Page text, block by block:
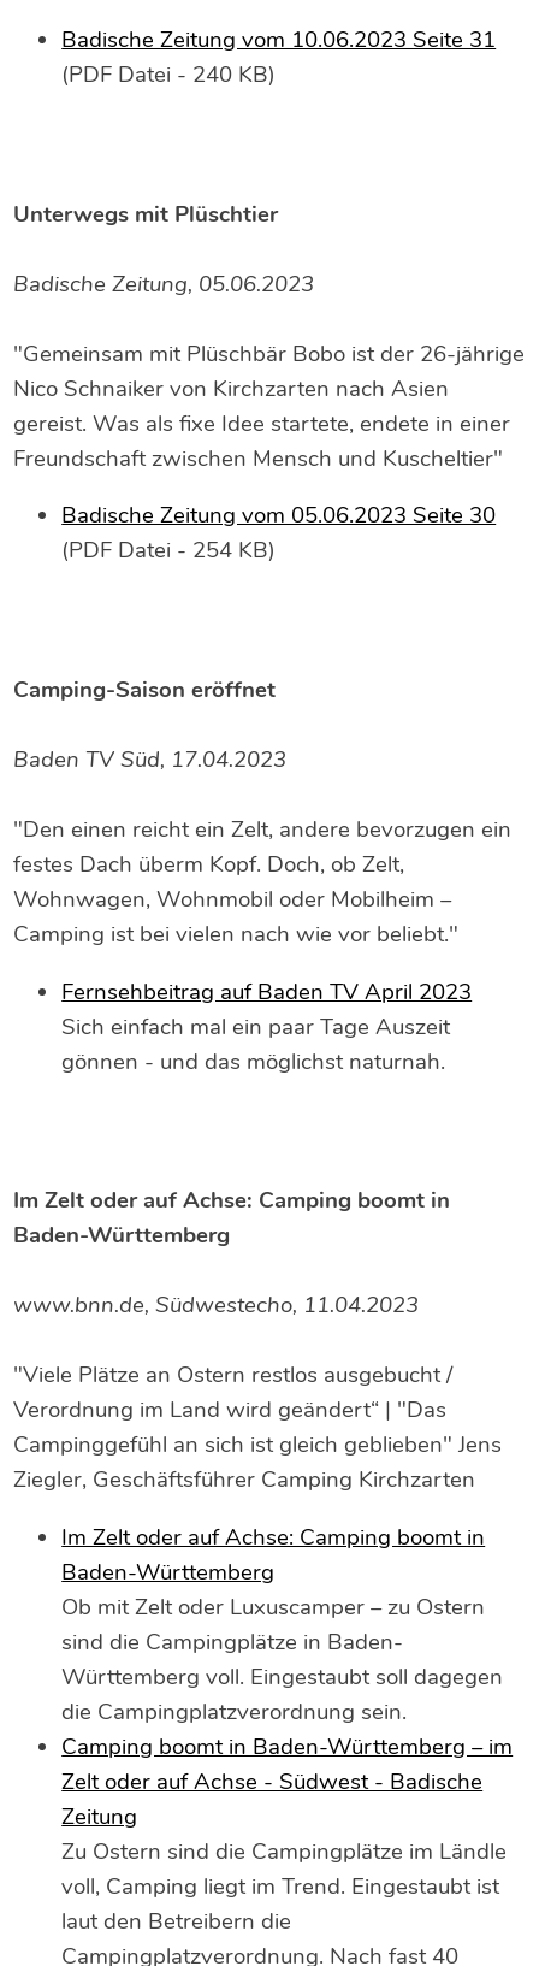
Badische Zeitung vom 10.06.2023 Seite 31
(PDF Datei - 240 KB)
Unterwegs mit Plüschtier
Badische Zeitung, 05.06.2023
"Gemeinsam mit Plüschbär Bobo ist der 26-jährige
Nico Schnaiker von Kirchzarten nach Asien
gereist. Was als fixe Idee startete, endete in einer
Freundschaft zwischen Mensch und Kuscheltier"
Badische Zeitung vom 05.06.2023 Seite 30
(PDF Datei - 254 KB)
Camping-Saison eröffnet
Baden TV Süd, 17.04.2023
"Den einen reicht ein Zelt, andere bevorzugen ein
festes Dach überm Kopf. Doch, ob Zelt,
Wohnwagen, Wohnmobil oder Mobilheim –
Camping ist bei vielen nach wie vor beliebt."
Fernsehbeitrag auf Baden TV April 2023
Sich einfach mal ein paar Tage Auszeit
gönnen - und das möglichst naturnah.
Im Zelt oder auf Achse: Camping boomt in
Baden-Württemberg
www.bnn.de, Südwestecho, 11.04.2023
"Viele Plätze an Ostern restlos ausgebucht /
Verordnung im Land wird geändert“ | "Das
Campinggefühl an sich ist gleich geblieben" Jens
Ziegler, Geschäftsführer Camping Kirchzarten
Im Zelt oder auf Achse: Camping boomt in
Baden-Württemberg
Ob mit Zelt oder Luxuscamper – zu Ostern
sind die Campingplätze in Baden-
Württemberg voll. Eingestaubt soll dagegen
die Campingplatzverordnung sein.
Camping boomt in Baden-Württemberg – im
Zelt oder auf Achse - Südwest - Badische
Zeitung
Zu Ostern sind die Campingplätze im Ländle
voll, Camping liegt im Trend. Eingestaubt ist
laut den Betreibern die
Campingplatzverordnung. Nach fast 40